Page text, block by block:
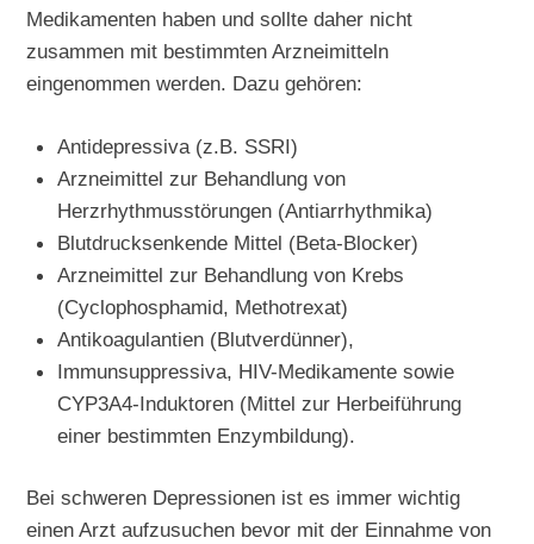
Medikamenten haben und sollte daher nicht
zusammen mit bestimmten Arzneimitteln
eingenommen werden. Dazu gehören:
Antidepressiva (z.B. SSRI)
Arzneimittel zur Behandlung von
Herzrhythmusstörungen (Antiarrhythmika)
Blutdrucksenkende Mittel (Beta-Blocker)
Arzneimittel zur Behandlung von Krebs
(Cyclophosphamid, Methotrexat)
Antikoagulantien (Blutverdünner),
Immunsuppressiva, HIV-Medikamente sowie
CYP3A4-Induktoren (Mittel zur Herbeiführung
einer bestimmten Enzymbildung).
Bei schweren Depressionen ist es immer wichtig
einen Arzt aufzusuchen bevor mit der Einnahme von